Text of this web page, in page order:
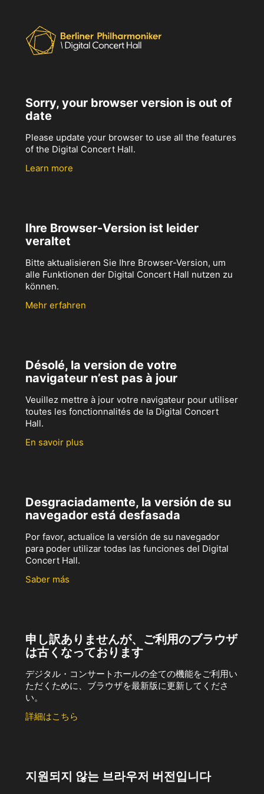
Sorry, your browser version is out of
date
Please update your browser to use all the features
of the Digital Concert Hall.
Learn more
Ihre Browser-Version ist leider
veraltet
Bitte aktualisieren Sie Ihre Browser-Version, um
alle Funktionen der Digital Concert Hall nutzen zu
können.
Mehr erfahren
Désolé, la version de votre
navigateur n’est pas à jour
Veuillez mettre à jour votre navigateur pour utiliser
toutes les fonctionnalités de la Digital Concert
Hall.
En savoir plus
Desgraciadamente, la versión de su
navegador está desfasada
Por favor, actualice la versión de su navegador
para poder utilizar todas las funciones del Digital
Concert Hall.
Saber más
申し訳ありませんが、ご利用のブラウザ
は古くなっております
デジタル・コンサートホールの全ての機能をご利用い
ただくために、ブラウザを最新版に更新してくださ
い。
詳細はこちら
지원되지 않는 브라우저 버전입니다